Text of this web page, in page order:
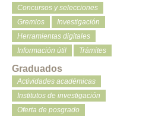
Concursos y selecciones
Gremios
Investigación
Herramientas digitales
Información útil
Trámites
Graduados
Actividades académicas
Institutos de investigación
Oferta de posgrado